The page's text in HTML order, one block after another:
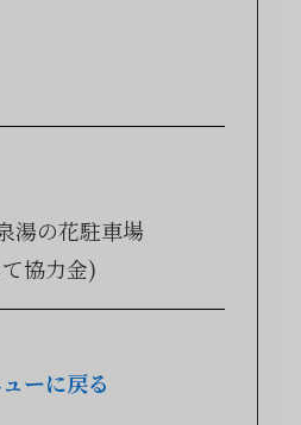
湯の花駐車場
協力金)
ーに戻る